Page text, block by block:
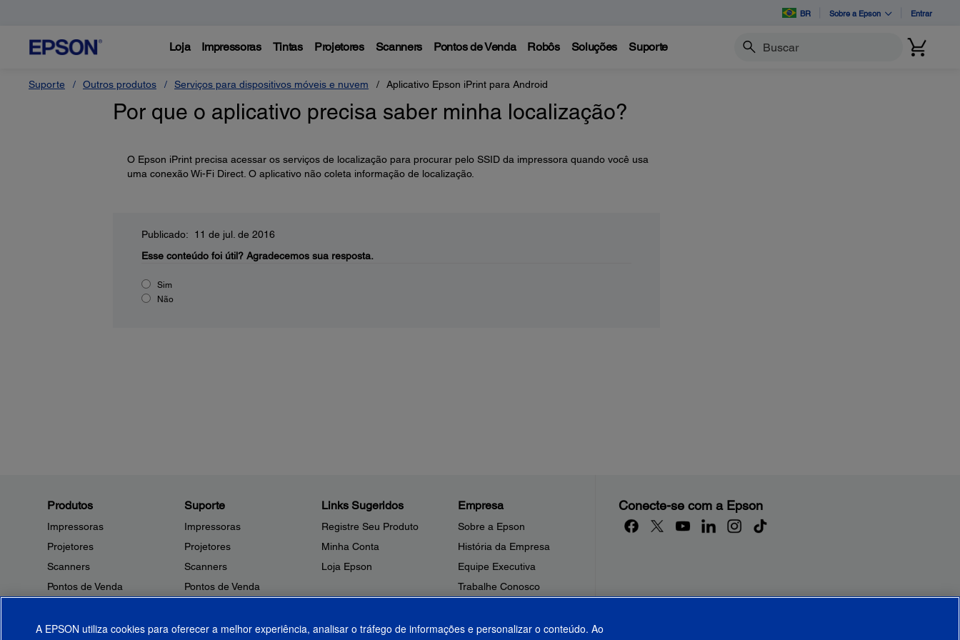
BR Sobre a Epson Entrar
Loja Impressoras Tintas Projetores Scanners Pontos de Venda Robôs Soluções Suporte Buscar
Suporte Outros produtos Serviços para dispositivos móveis e nuvem Aplicativo Epson iPrint para Android
Por que o aplicativo precisa saber minha localização?
O Epson iPrint precisa acessar os serviços de localização para procurar pelo SSID da impressora quando você usa
uma conexão Wi-Fi Direct. O aplicativo não coleta informação de localização.
Publicado: 11 de jul. de 2016
Esse conteúdo foi útil? Agradecemos sua resposta.
Sim
Não
Produtos
Impressoras
Projetores
Scanners
Pontos de Venda
Microdispositivos
Suporte
Impressoras
Projetores
Scanners
Pontos de Venda
Outros Produtos
Links Sugeridos
Registre Seu Produto
Minha Conta
Loja Epson
Empresa
Sobre a Epson
História da Empresa
Equipe Executiva
Trabalhe Conosco
Fale Conosco
Conecte-se com a Epson
A EPSON utiliza cookies para oferecer a melhor experiência, analisar o tráfego de informações e personalizar o conteúdo. Ao